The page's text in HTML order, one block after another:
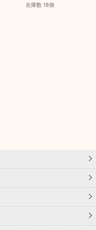
在庫数 18個